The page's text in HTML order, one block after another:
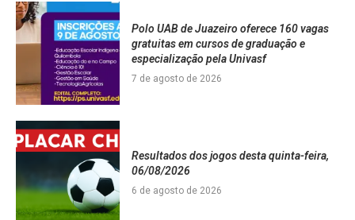
Polo UAB de Juazeiro oferece 160 vagas
gratuitas em cursos de graduação e
especialização pela Univasf
7 de agosto de 2026
Resultados dos jogos desta quinta-feira,
06/08/2026
6 de agosto de 2026